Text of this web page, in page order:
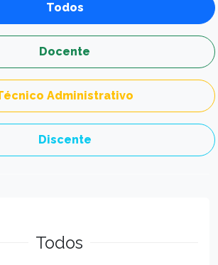
Todos
Docente
Administrativo
Discente
Todos